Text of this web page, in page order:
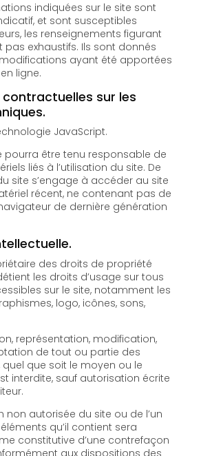
indiquées sur le site sont
et sont susceptibles
les renseignements figurant
pas exhaustifs. Ils sont donnés
ligne.
sur les
JavaScript.
pourra être tenu responsable de
liés à l’utilisation du site. De
site s’engage à accéder au site
récent, ne contenant pas de
de dernière génération
des droits de propriété
sur tous
sur le site, notamment les
logo, icônes, sons,
représentation, modification,
de tout ou partie des
que soit le moyen ou le
interdite, sauf autorisation écrite
l'éditeur.
non autorisée du site ou de l’un
qu’il contient sera
constitutive d’une contrefaçon
aux dispositions des